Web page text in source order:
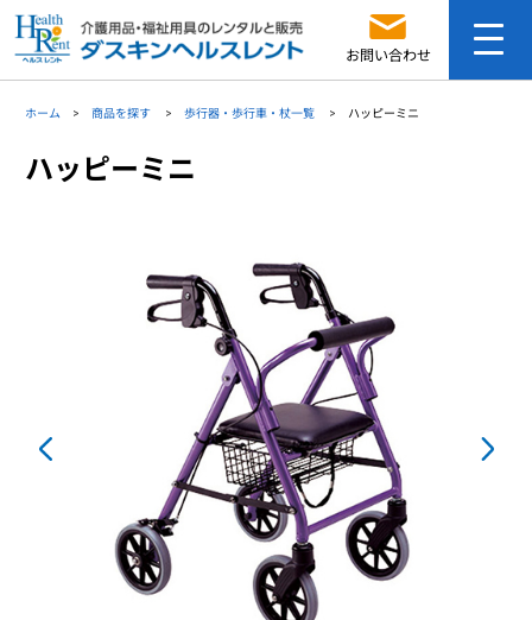
お問い合わせ
ホーム 商品を探す 歩行器・歩行車・杖一覧 ハッピーミニ
ハッピーミニ